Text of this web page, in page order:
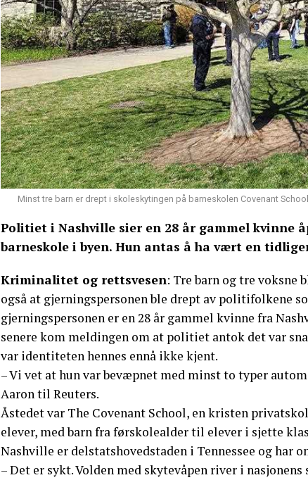
Minst tre barn er drept i skoleskytingen på barneskolen Covenant
Politiet i Nashville sier en 28 år gammel kvinne
barneskole i byen. Hun antas å ha vært en
Kriminalitet og rettsvesen: Tre barn og tre voksne
også at gjerningspersonen ble drept av politifolkene
gjerningspersonen er en 28 år gammel kvinne fra
senere kom meldingen om at politiet antok det var
var identiteten hennes ennå ikke kjent.
– Vi vet at hun var bevæpnet med minst to typer
Aaron til Reuters.
Åstedet var The Covenant School, en kristen
elever, med barn fra førskolealder til elever i sjette
Nashville er delstatshovedstaden i Tennessee og har
– Det er sykt. Volden med skytevåpen river i